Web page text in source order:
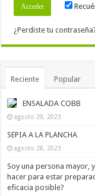
¿Perdiste tu
Reciente Popular
ENSALADA COBB
agosto 29, 2023
SEPIA A LA PLANCHA
agosto 28, 2023
Soy una persona mayor,
hacer para estar
eficacia posible?